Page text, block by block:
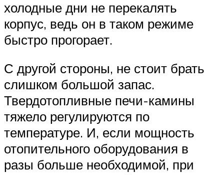
холодные дни не перекалять
корпус, ведь он в таком режиме
быстро прогорает.
С другой стороны, не стоит брать
слишком большой запас.
Твердотопливные печи-камины
тяжело регулируются по
температуре. И, если мощность
отопительного оборудования в
разы больше необходимой, при